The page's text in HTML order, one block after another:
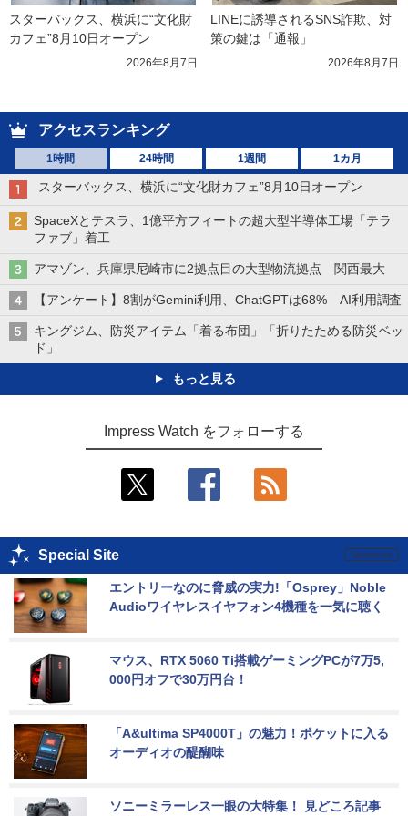
スターバックス、横浜に“文化財
カフェ”8月10日オープン
2026年8月7日
LINEに誘導されるSNS詐欺、対
策の鍵は「通報」
2026年8月7日
アクセスランキング
1時間 24時間 1週間 1カ月
スターバックス、横浜に“文化財カフェ”8月10日オープン
SpaceXとテスラ、1億平方フィートの超大型半導体工場「テラ
ファブ」着工
アマゾン、兵庫県尼崎市に2拠点目の大型物流拠点 関西最大
【アンケート】8割がGemini利用、ChatGPTは68% AI利用調査
キングジム、防災アイテム「着る布団」「折りたためる防災ベッ
ド」
もっと見る
Impress Watch をフォローする
Special Site
エントリーなのに脅威の実力!「Osprey」Noble
Audioワイヤレスイヤフォン4機種を一気に聴く
マウス、RTX 5060 Ti搭載ゲーミングPCが7万5,
000円オフで30万円台！
「A&ultima SP4000T」の魅力！ポケットに入る
オーディオの醍醐味
ソニーミラーレス一眼の大特集！ 見どころ記事